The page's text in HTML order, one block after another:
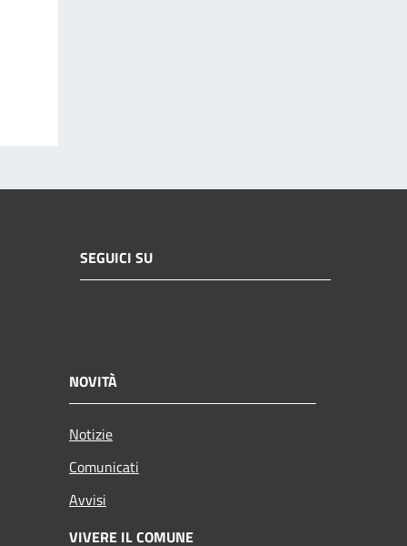
SEGUICI SU
NOVITÀ
Notizie
Comunicati
Avvisi
VIVERE IL COMUNE